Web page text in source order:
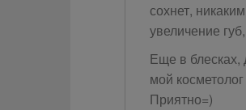
сохнет,
увеличение
Еще в блесках,
мой
Приятно=)